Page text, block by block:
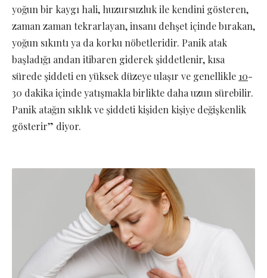
yoğun bir kaygı hali, huzursuzluk ile kendini gösteren,
zaman zaman tekrarlayan, insanı dehşet içinde bırakan,
yoğun sıkıntı ya da korku nöbetleridir. Panik atak
başladığı andan itibaren giderek şiddetlenir, kısa
sürede şiddeti en yüksek düzeye ulaşır ve genellikle 10-
30 dakika içinde yatışmakla birlikte daha uzun sürebilir.
Panik atağın sıklık ve şiddeti kişiden kişiye değişkenlik
gösterir” diyor.